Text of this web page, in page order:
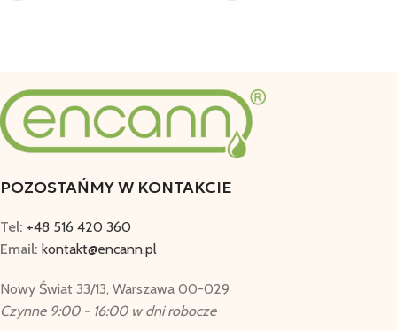
POZOSTAŃMY W KONTAKCIE
Tel: +48 516 420 360
Email: kontakt@encann.pl
Nowy Świat 33/13, Warszawa 00-029
Czynne 9:00 - 16:00 w dni robocze